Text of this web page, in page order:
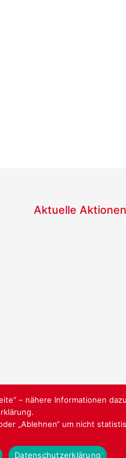
Aktuelle Aktionen
WEBGESTALTUNG WWW.SABU-
– nähere Informationen
„Ablehnen“ um nicht
Datenschutzerklärung